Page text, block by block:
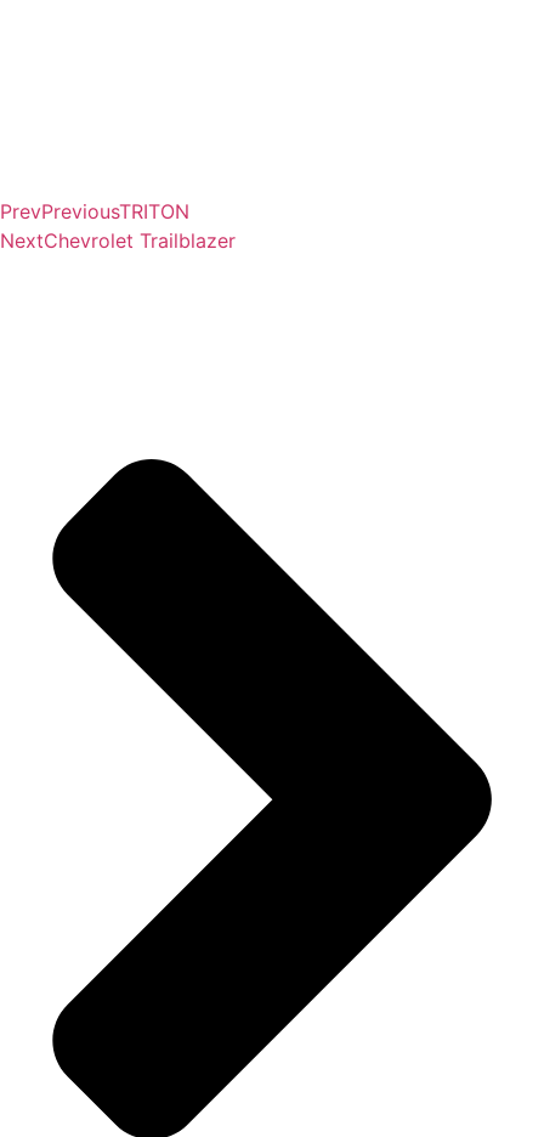
PrevPreviousTRITON
NextChevrolet Trailblazer